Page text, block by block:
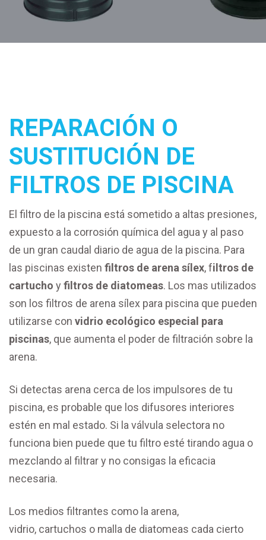
REPARACIÓN O
SUSTITUCIÓN DE
FILTROS DE PISCINA
El filtro de la piscina está sometido a altas presiones,
expuesto a la corrosión química del agua y al paso
de un gran caudal diario de agua de la piscina. Para
las piscinas existen filtros de arena sílex, filtros de
cartucho y filtros de diatomeas. Los mas utilizados
son los filtros de arena sílex para piscina que pueden
utilizarse con vidrio ecológico especial para
piscinas, que aumenta el poder de filtración sobre la
arena.
Si detectas arena cerca de los impulsores de tu
piscina, es probable que los difusores interiores
estén en mal estado. Si la válvula selectora no
funciona bien puede que tu filtro esté tirando agua o
mezclando al filtrar y no consigas la eficacia
necesaria.
Los medios filtrantes como la arena,
vidrio, cartuchos o malla de diatomeas cada cierto